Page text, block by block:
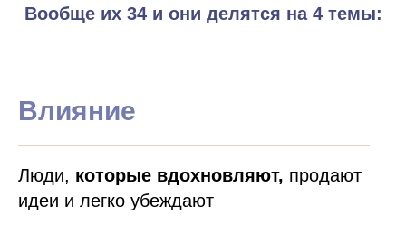
Вообще их 34 и они делятся на 4 темы:
Влияние
Люди, которые вдохновляют, продают
идеи и легко убеждают